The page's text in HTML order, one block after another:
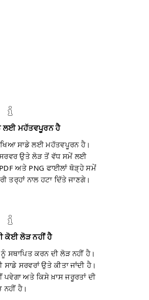
ਲਈ ਮਹੱਤਵਪੂਰਨ ਹੈ
ਸਾਡੇ ਲਈ ਮਹੱਤਵਪੂਰਨ ਹੈ।
ਸਰਵਰ ਉਤੇ ਲੋੜ ਤੋਂ ਵੱਧ ਸਮੇਂ ਲਈ
ਅਤੇ PNG ਫਾਈਲਾਂ ਥੋੜ੍ਹੇ ਸਮੇਂ
ਤਰ੍ਹਾਂ ਨਾਲ ਹਟਾ ਦਿੱਤੇ ਜਾਣਗੇ।
ਕੋਈ ਲੋੜ ਨਹੀਂ ਹੈ
ਸਥਾਪਿਤ ਕਰਨ ਦੀ ਲੋੜ ਨਹੀਂ ਹੈ।
ਸਾਡੇ ਸਰਵਰਾਂ ਉਤੇ ਕੀਤਾ ਜਾਂਦੀ ਹੈ।
ਅਤੇ ਕਿਸੇ ਖ਼ਾਸ ਜਰੂਰਤਾਂ ਦੀ
ਨਹੀਂ ਹੈ।